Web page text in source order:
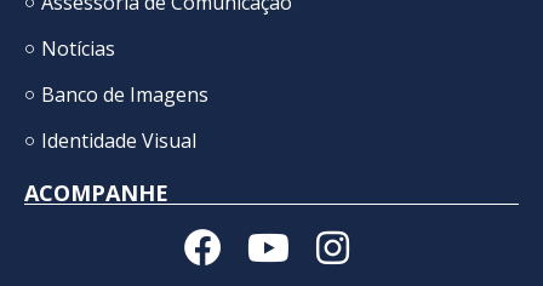
Notícias
Banco de Imagens
Identidade Visual
ACOMPANHE